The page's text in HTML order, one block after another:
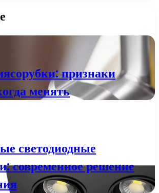
признаки
менять
светодиодные
современное решение